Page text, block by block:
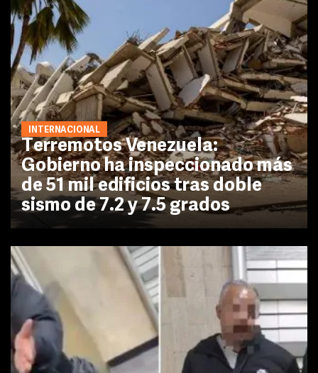
INTERNACIONAL
Terremotos Venezuela:
Gobierno ha inspeccionado más
de 51 mil edificios tras doble
sismo de 7.2 y 7.5 grados